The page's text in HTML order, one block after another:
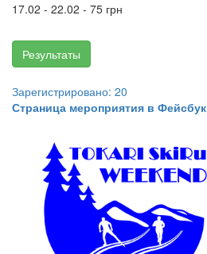
17.02 - 22.02 - 75 грн
Результаты
Зарегистрировано: 20
Страница мероприятия в Фейсбук